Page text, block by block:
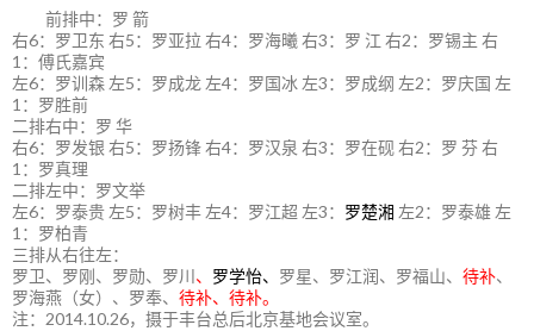
前排中：罗 箭
右6：罗卫东 右5：罗亚拉 右4：罗海曦 右3：罗 江 右2：罗锡主 右
1：傅氏嘉宾
左6：罗训森 左5：罗成龙 左4：罗国冰 左3：罗成纲 左2：罗庆国 左
1：罗胜前
二排右中：罗 华
右6：罗发银 右5：罗扬锋 右4：罗汉泉 右3：罗在砚 右2：罗 芬 右
1：罗真理
二排左中：罗文举
左6：罗泰贵 左5：罗树丰 左4：罗江超 左3： 罗楚湘 左2：罗泰雄 左
1：罗柏青
三排从右往左：
罗卫、罗刚、罗勋、罗川 、 罗学怡、 罗星、罗江润、罗福山、 待补、
罗海燕（女）、罗奉、 待补、待补。
注：2014.10.26，摄于丰台总后北京基地会议室。